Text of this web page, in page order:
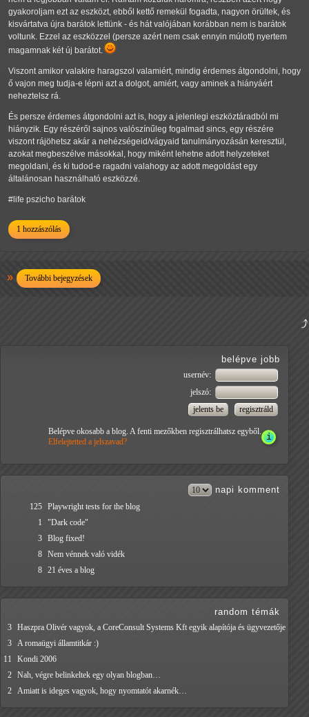
gyakoroljam ezt az eszközt, ebből kettő remekül fogadta, nagyon örültek, és
kisvártatva újra barátok lettünk - és hát valójában korábban nem is barátok
voltunk. Ezzel az eszközzel (persze azért nem csak ennyin múlott) nyertem
magamnak két új barátot.
Viszont amikor valakire haragszol valamiért, mindig érdemes átgondolni, hogy
ő vajon meg tudja-e lépni azt a dolgot, amiért, vagy aminek a hiányáért
neheztelsz rá.
És persze érdemes átgondolni azt is, hogy a jelenlegi eszköztáradból mi
hiányzik. Egy részéről sajnos valószínűleg fogalmad sincs, egy részére
viszont rájöhetsz akár a nehézségeid/vágyaid tanulmányozásán keresztül,
azokat megbeszélve másokkal, hogy miként lehetne adott helyzeteket
megoldani, és ki tudod-e ragadni valahogy az adott megoldást egy
általánosan használható eszközzé.
#life pszicho barátok
1 hozzászólás
További bejegyzések
belépve jobb
usernév:
jelszó:
Belépve okosabb a blog. A fenti mezőkben regisztrálhatsz egyből.
Elfelejtetted a jelszavad?
napi komment
125 Playwright tests for the blog
1
"Dark code"
3 Blog fixed!
8 Nem vénnek való vidék
8 21 éves a blog
random témák
3 Haszpra Olivér vagyok, a CoreConsult Systems Kft egyik alapítója és ügyvezetője
3 A romaügyi államtitkár :)
11
Kondi 2006
2 Nah, végre belinkeltek egy olyan blogban…
2 Amiatt is ideges vagyok, hogy nyomtatót akarnék…